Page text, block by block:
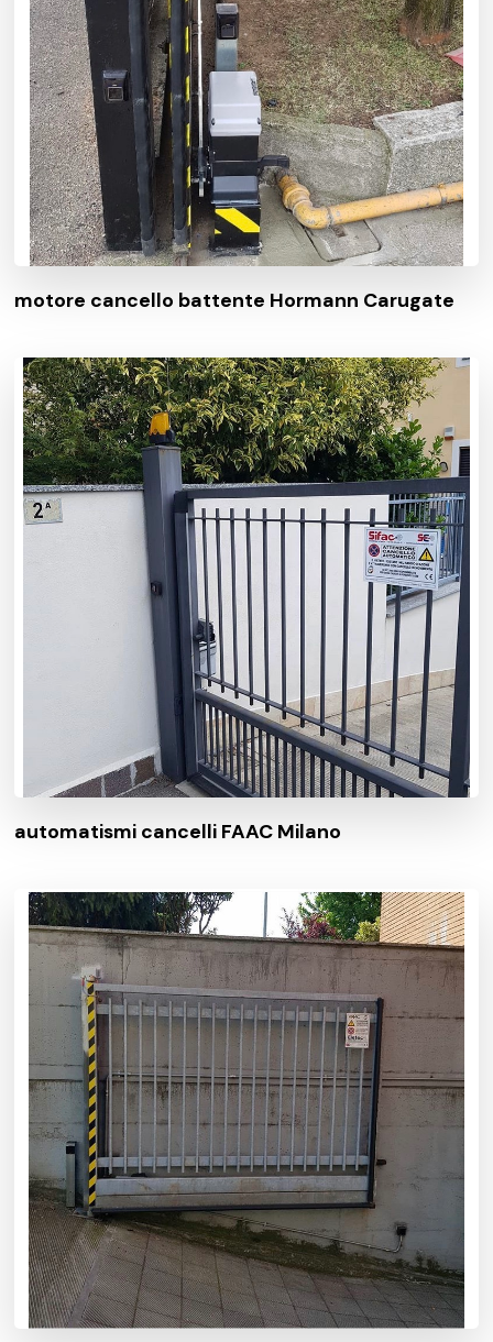
motore cancello battente Hormann Carugate
automatismi cancelli FAAC Milano